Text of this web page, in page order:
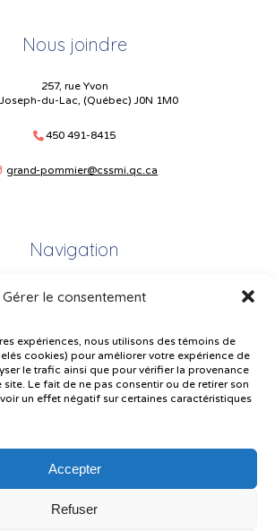
Gérer le consentement
expériences, nous utilisons des témoins de
cookies) pour améliorer votre expérience de
le trafic ainsi que pour vérifier la provenance
site. Le fait de ne pas consentir ou de retirer son
un effet négatif sur certaines caractéristiques
Accepter
Refuser
Nous joindre
257, rue Yvon
du-Lac, (Québec) J0N 1M0
450 491-8415
grand-pommier@cssmi.qc.ca
Navigation
Plan du site
Plainte – service à l’élève
Politique de confidentialité